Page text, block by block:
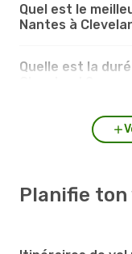
Quel est le
Nantes à
Quelle est la
Planifie ton